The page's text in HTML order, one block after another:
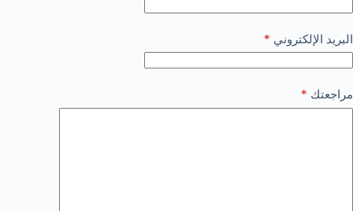
البريد الإلكتروني *
مراجعتك *